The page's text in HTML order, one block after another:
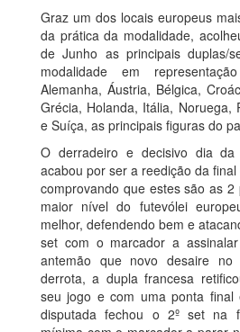
Graz um dos locais europeus
da prática da modalidade,
de Junho as principais duplas/
modalidade em
Alemanha, Áustria, Bélgica,
Grécia, Holanda, Itália, Noruega,
e Suíça, as principais figuras do
O derradeiro e decisivo dia
acabou por ser a reedição da
comprovando que estes são as
maior nível do futevólei
melhor, defendendo bem e
set com o marcador a
antemão que novo desaire
derrota, a dupla francesa
seu jogo e com uma ponta final
disputada fechou o 2º set na